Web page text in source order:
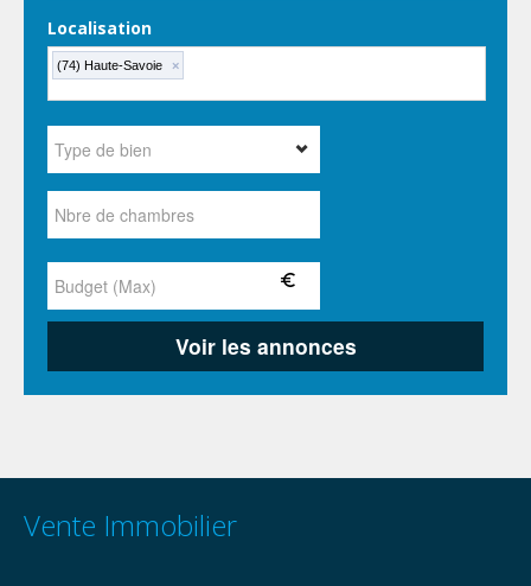
Localisation
(74) Haute-Savoie ×
Vente Immobilier